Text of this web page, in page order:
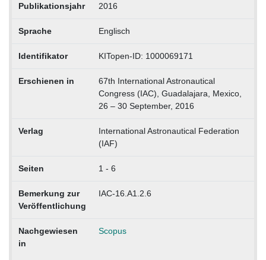
Publikationsjahr 2016
Sprache Englisch
Identifikator KITopen-ID: 1000069171
Erschienen in
67th International Astronautical
Congress (IAC), Guadalajara, Mexico,
26 – 30 September, 2016
Verlag
International Astronautical Federation
(IAF)
Seiten 1 - 6
Bemerkung zur
Veröffentlichung
IAC-16.A1.2.6
Nachgewiesen
in
Scopus